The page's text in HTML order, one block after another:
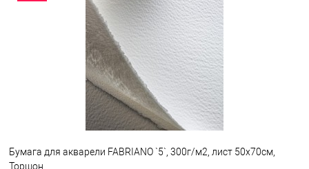
Бумага для акварели FABRIANO `5`, 300г/м2, лист 50x70см,
Торшон